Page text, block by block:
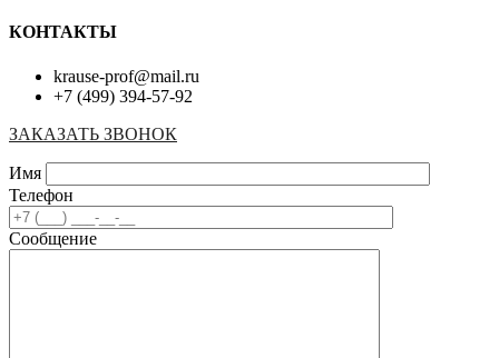
КОНТАКТЫ
krause-prof@mail.ru
+7 (499) 394-57-92
ЗАКАЗАТЬ ЗВОНОК
Имя
Телефон
Сообщение